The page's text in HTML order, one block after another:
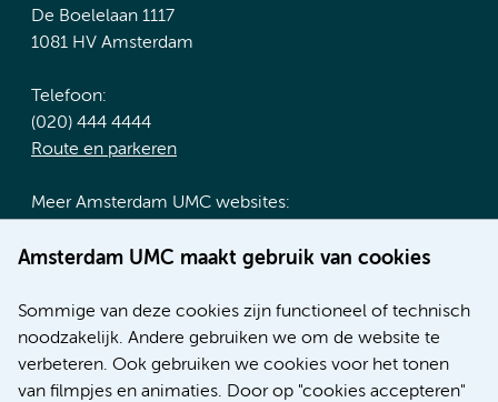
Amsterdam UMC maakt gebruik van cookies
Sommige van deze cookies zijn functioneel of technisch
noodzakelijk. Andere gebruiken we om de website te
verbeteren. Ook gebruiken we cookies voor het tonen
van filmpjes en animaties. Door op "cookies accepteren"
De Boelelaan 1117
1081 HV Amsterdam
Telefoon:
(020) 444 4444
Route en parkeren
Meer Amsterdam UMC websites:
Werken bij Amsterdam UMC
Nieuws
Research
Educatie locatie AMC
Educatie locatie VUmc